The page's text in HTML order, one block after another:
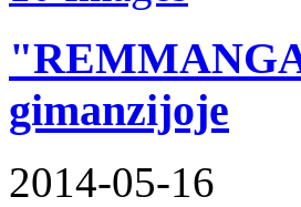
gimanzijoje
2014-05-16